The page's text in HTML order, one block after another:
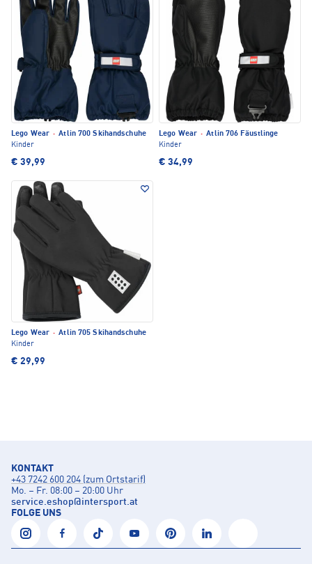
Lego Wear · Atlin 700 Skihandschuhe
Kinder
€ 39,99
Lego Wear · Atlin 706 Fäustlinge
Kinder
€ 34,99
Lego Wear · Atlin 705 Skihandschuhe
Kinder
€ 29,99
KONTAKT
+43 7242 600 204 (zum Ortstarif)
Mo. – Fr. 08:00 – 20:00 Uhr
service.eshop@intersport.at
FOLGE UNS